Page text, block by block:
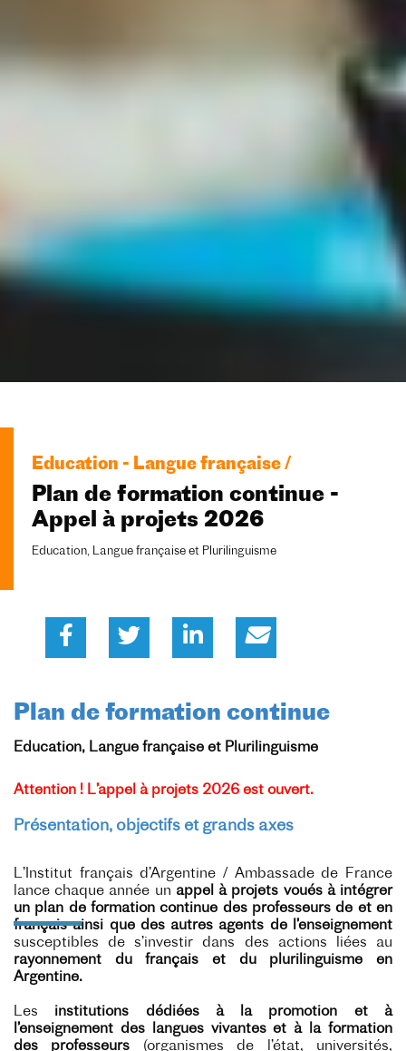
Education - Langue française /
Plan de formation continue -
Appel à projets 2026
Education, Langue française et Plurilinguisme
Plan de formation continue
Education, Langue française et Plurilinguisme
Attention ! L’appel à projets 2026 est ouvert.
Présentation, objectifs et grands axes
L’Institut français d’Argentine / Ambassade de France
lance chaque année un appel à projets voués à intégrer
un plan de formation continue des professeurs de et en
français ainsi que des autres agents de l’enseignement
susceptibles de s’investir dans des actions liées au
rayonnement du français et du plurilinguisme en
Argentine.
Les institutions dédiées à la promotion et à
l’enseignement des langues vivantes et à la formation
des professeurs (organismes de l’état, universités,